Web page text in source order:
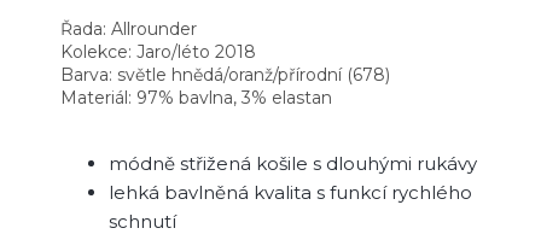
Řada: Allrounder
Kolekce: Jaro/léto 2018
Barva: světle hnědá/oranž/přírodní (678)
Materiál: 97% bavlna, 3% elastan
módně střižená košile s dlouhými rukávy
lehká bavlněná kvalita s funkcí rychlého
schnutí